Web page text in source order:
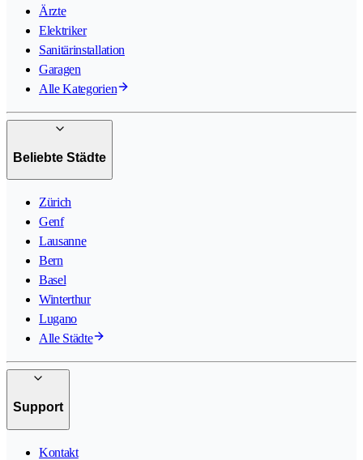
Ärzte
Elektriker
Sanitärinstallation
Garagen
Alle Kategorien
Beliebte Städte
Zürich
Genf
Lausanne
Bern
Basel
Winterthur
Lugano
Alle Städte
Support
Kontakt